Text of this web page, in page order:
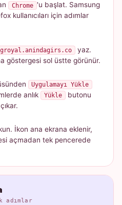
Chrome 'u başlat. Samsung
kullanıcıları için adımlar
yaz.
göstergesi sol üstte görünür.
Uygulamayı Yükle
anlık Yükle
butonu
İkon ana ekrana eklenir,
açmadan tek pencerede
adımlar